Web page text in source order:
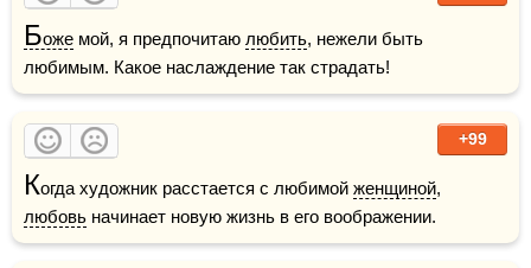
Боже мой, я предпочитаю любить, нежели быть
любимым. Какое наслаждение так страдать!
+99
Когда художник расстается с любимой женщиной
любовь начинает новую жизнь в его воображении.